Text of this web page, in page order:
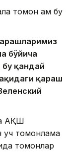
томон ҳам бу
бўйича
бу қандай
қараш
АҚШ
уч томонлама
томонлар